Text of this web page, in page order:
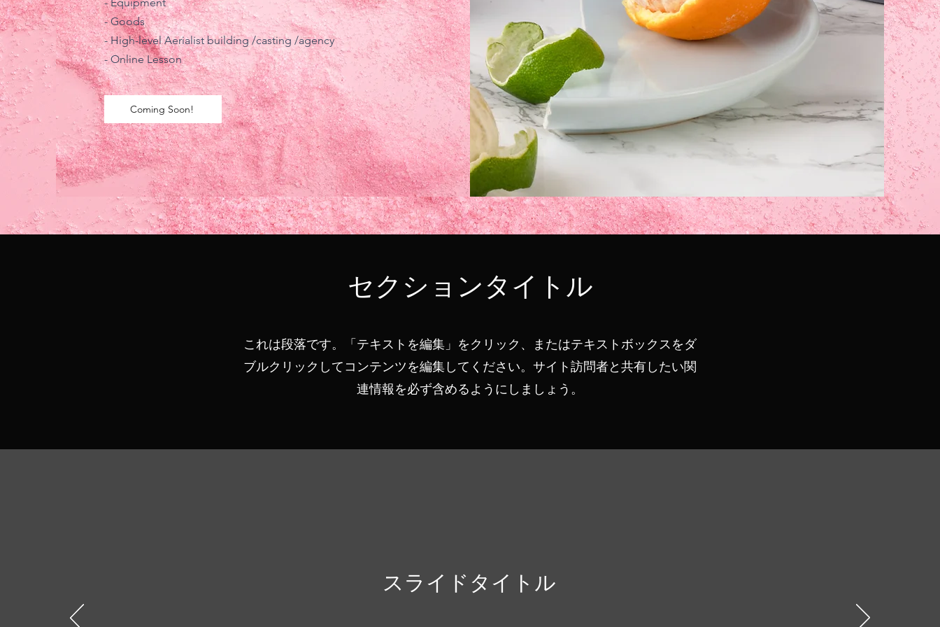
- Goods
- High-level Aerialist building /casting /agency
- Online Lesson
Coming Soon!
セクションタイトル
これは段落です。「テキストを編集」をクリック、またはテキストボックスをダ
ブルクリックしてコンテンツを編集してください。サイト訪問者と共有したい関
連情報を必ず含めるようにしましょう。
スライドタイトル